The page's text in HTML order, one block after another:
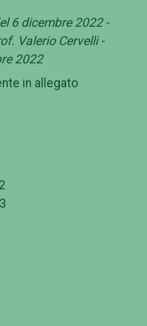
6 dicembre 2022 -
Valerio Cervelli -
2022
in allegato